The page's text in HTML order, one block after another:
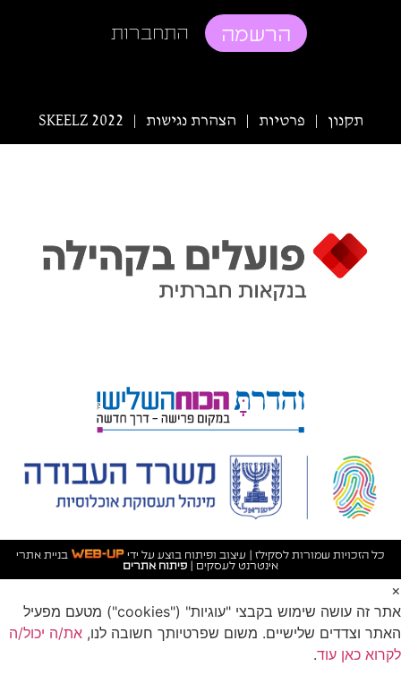
הרשמה התחברות
תקנון פרטיות הצהרת נגישות SKEELZ 2022
כל הזכויות שמורות לסקילז | עיצוב ופיתוח בוצע על ידי
בניית אתרי
אינטרנט לעסקים | פיתוח אתרים
×
אתר זה עושה שימוש בקבצי "עוגיות" ("cookies") מטעם מפעיל
האתר וצדדים שלישיים. משום שפרטיותך חשובה לנו, את/ה יכול/ה
לקרוא כאן עוד.